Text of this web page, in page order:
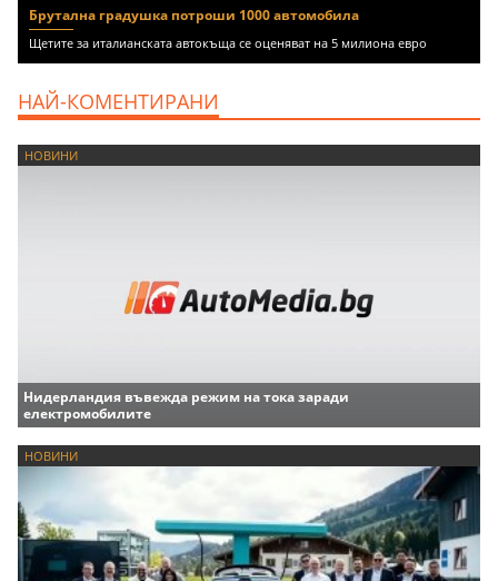
Брутална градушка потроши 1000 автомобила
Щетите за италианската автокъща се оценяват на 5 милиона евро
НАЙ-КОМЕНТИРАНИ
НОВИНИ
Нидерландия въвежда режим на тока заради
електромобилите
НОВИНИ